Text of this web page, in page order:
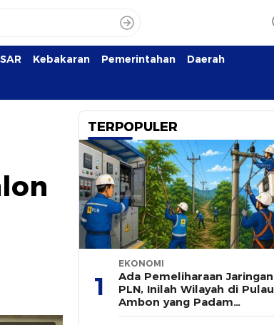
Kebakaran Pemerintahan Daerah
TERPOPULER
1
EKONOMI
Ada Pemeliharaan Jaringan
PLN, Inilah Wilayah di Pulau
Ambon yang Padam
Sementara 8 Agustus 2026